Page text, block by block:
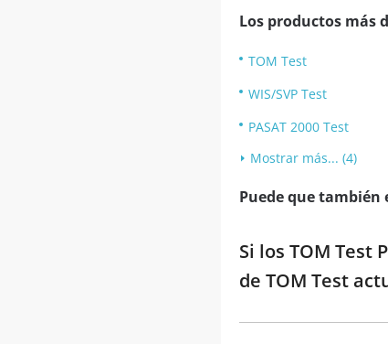
Los productos más
TOM Test
WIS/SVP Test
PASAT 2000 Test
Mostrar más... (4)
Puede que también
Si los TOM
de TOM Test